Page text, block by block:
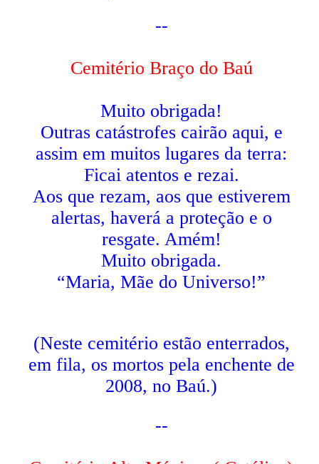
--
Cemitério Braço do Baú
Muito obrigada!
Outras catástrofes cairão aqui, e
assim em muitos lugares da terra:
Ficai atentos e rezai.
Aos que rezam, aos que estiverem
alertas, haverá a proteção e o
resgate. Amém!
Muito obrigada.
“Maria, Mãe do Universo!”
(Neste cemitério estão enterrados,
em fila, os mortos pela enchente de
2008, no Baú.)
--